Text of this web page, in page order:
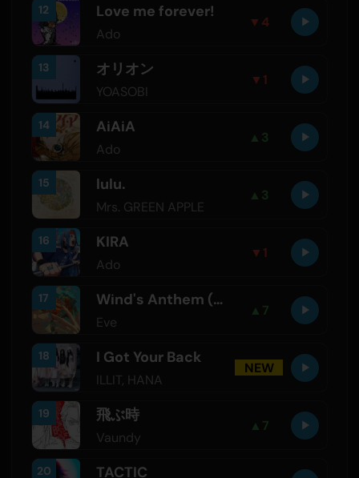
12 Love me forever!
Ado
▼ 4
13 オリオン
YOASOBI
▼ 1
14 AiAiA
Ado
▲ 3
15 lulu.
Mrs. GREEN APPLE
▲ 3
16 KIRA
Ado
▼ 1
17 Wind's Anthem (feat. suis From Yorushika)
Eve
▲ 7
18 I Got Your Back
ILLIT, HANA
NEW
19 飛ぶ時
Vaundy
▲ 7
20 TACTIC